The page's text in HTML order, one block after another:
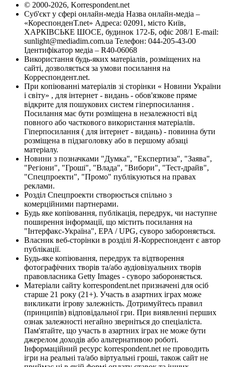
© 2000-2026, Korrespondent.net
Суб'єкт у сфері онлайн-медіа Назва онлайн-медіа –
«КореспонденТ.net» Адреса: 02091, місто Київ,
ХАРКІВСЬКЕ ШОСЕ, будинок 172-Б, офіс 208/1 E-mail:
sunlight@mediadim.com.ua Телефон: 044-205-43-00
Ідентифікатор медіа – R40-06068
Використання будь-яких матеріалів, розміщених на
сайті, дозволяється за умови посилання на
Корреспондент.net.
При копіюванні матеріалів зі сторінки « Новини України
і світу» , для інтернет - видань - обов'язкове пряме
відкрите для пошукових систем гіперпосилання .
Посилання має бути розміщена в незалежності від
повного або часткового використання матеріалів.
Гіперпосилання ( для інтернет - видань) - повинна бути
розміщена в підзаголовку або в першому абзаці
матеріалу.
Новини з позначками "Думка", "Експертиза", "Заява",
"Регіони", "Гроші", "Влада", "Вибори", "Тест-драйв",
"Спецпроекти", "Промо" публікуються на правах
реклами.
Розділ Спецпроекти створюється спільно з
комерційними партнерами.
Будь яке копіювання, публікація, передрук, чи наступне
поширення інформації, що містить посилання на
"Інтерфакс-Україна", EPA / UPG, суворо забороняється.
Власник веб-сторінки в розділі Я-Корреспондент є автор
публікації.
Будь-яке копіювання, передрук та відтворення
фотографічних творів та/або аудіовізуальних творів
правовласника Getty Images - суворо забороняється.
Матеріали сайту korrespondent.net призначені для осіб
старше 21 року (21+). Участь в азартних іграх може
викликати ігрову залежність. Дотримуйтесь правил
(принципів) відповідальної гри. При виявленні перших
ознак залежності негайно зверніться до спеціаліста.
Пам'ятайте, що участь в азартних іграх не може бути
джерелом доходів або альтернативою роботі.
Інформаційний ресурс korrespondent.net не проводить
ігри на реальні та/або віртуальні гроші, також сайт не